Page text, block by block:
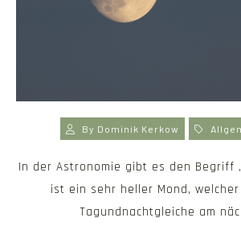
By Dominik Kerkow
In der Astronomie gibt es den Begriff
ist ein sehr heller Mond,
Tagundnachtgleiche am